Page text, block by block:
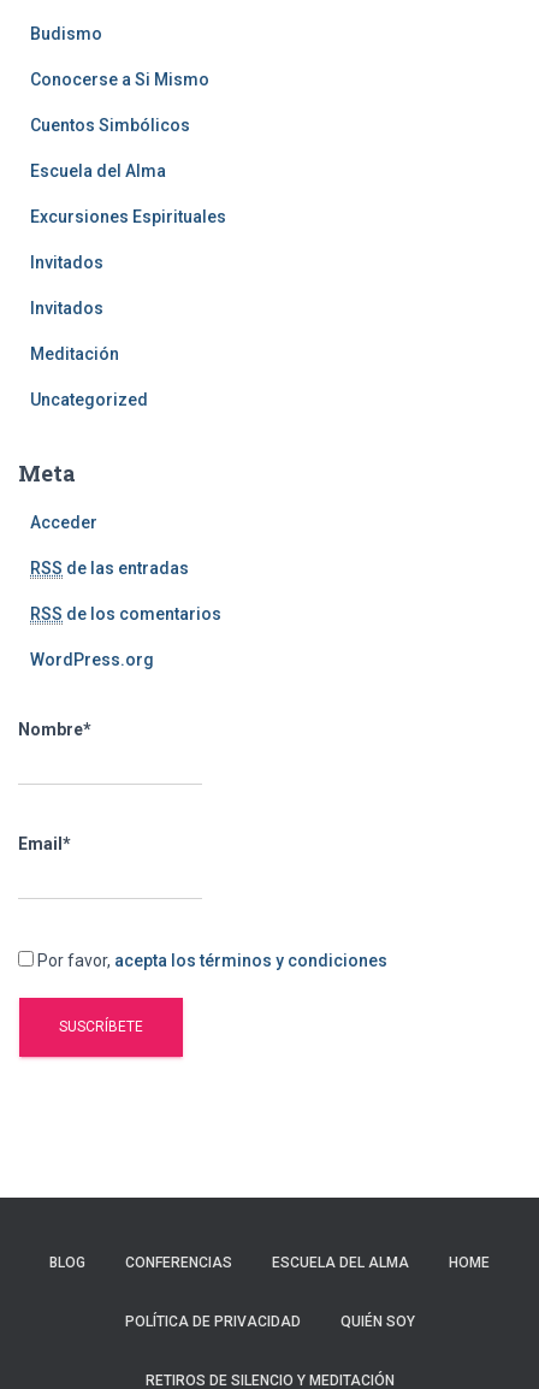
Budismo
Conocerse a Si Mismo
Cuentos Simbólicos
Escuela del Alma
Excursiones Espirituales
Invitados
Invitados
Meditación
Uncategorized
Meta
Acceder
RSS de las entradas
RSS de los comentarios
WordPress.org
Nombre*
Email*
Por favor, acepta los términos y condiciones
BLOG CONFERENCIAS ESCUELA DEL ALMA HOME
POLÍTICA DE PRIVACIDAD QUIÉN SOY
RETIROS DE SILENCIO Y MEDITACIÓN